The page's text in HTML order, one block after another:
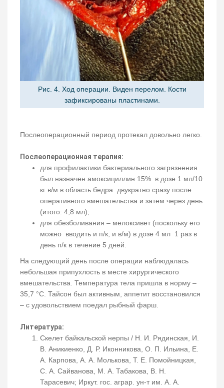
Рис. 4. Ход операции. Виден перелом. Кости
зафиксированы пластинами.
Послеоперационный период протекал довольно легко.
Послеоперационная терапия:
для профилактики бактериального загрязнения
был назначен амоксициллин 15% в дозе 1 мл/10
кг в/м в область бедра: двукратно сразу после
оперативного вмешательства и затем через день
(итого: 4,8 мл);
для обезболивания – мелоксивет (поскольку его
можно вводить и п/к, и в/м) в дозе 4 мл 1 раз в
день п/к в течение 5 дней.
На следующий день после операции наблюдалась
небольшая припухлость в месте хирургического
вмешательства. Температура тела пришла в норму –
35,7 °С. Тайсон был активным, аппетит восстановился
– с удовольствием поедал рыбный фарш.
Литература:
Скелет байкальской нерпы / Н. И. Рядинская, И.
В. Аникиенко, Д. Р. Иконникова, О. П. Ильина, Е.
А. Карпова, А. А. Молькова, Т. Е. Помойницкая,
С. А. Сайванова, М. А. Табакова, В. Н.
Тарасевич; Иркут. гос. аграр. ун-т им. А. А.